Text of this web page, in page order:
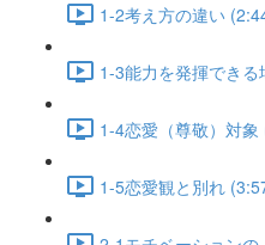
1-2考え方の違い
1-3能力を発揮でき
1-4恋愛（尊敬）対象
1-5恋愛観と別れ